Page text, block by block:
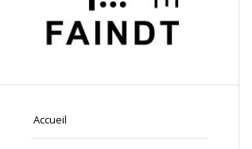
Accueil